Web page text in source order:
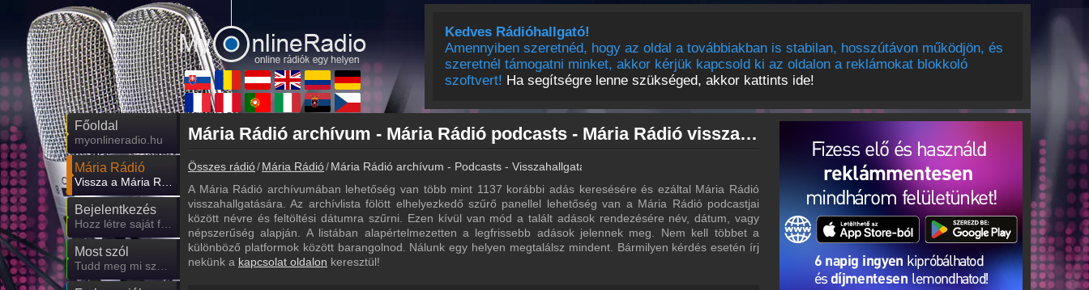
Kedves Rádióhallgató!
Amennyiben szeretnéd, hogy az oldal a továbbiakban is stabilan, hosszútávon működjön, és
szeretnél támogatni minket, akkor kérjük kapcsold ki az oldalon a reklámokat blokkoló
szoftvert! Ha segítségre lenne szükséged, akkor kattints ide!
Főoldal
myonlineradio.hu
Mária Rádió
Bejelentkezés
Most szól
Mária Rádió archívum - Mária Rádió podcasts - Mária Rádió visszahallgatás
Összes rádió Mária Rádió Mária Rádió archívum - Podcasts - Visszahallgatás
A Mária Rádió archívumában lehetőség van több mint 1137 korábbi adás keresésére és ezáltal Mária Rádió
visszahallgatására. Az archívlista fölött elhelyezkedő szűrő panellel lehetőség van a Mária Rádió podcastjai
között névre és feltöltési dátumra szűrni. Ezen kívül van mód a talált adások rendezésére név, dátum, vagy
népszerűség alapján. A listában alapértelmezetten a legfrissebb adások jelennek meg. Nem kell többet a
különböző platformok között barangolnod. Nálunk egy helyen megtalálsz mindent. Bármilyen kérdés esetén írj
nekünk a kapcsolat oldalon keresztül!